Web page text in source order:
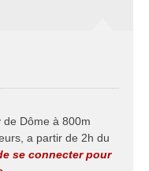
Dôme à 800m
a partir de 2h du
se connecter pour